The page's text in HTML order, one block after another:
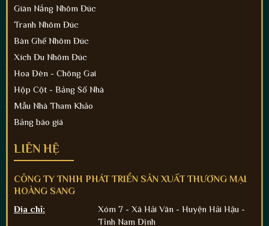
Giàn Nắng Nhôm Đúc
Tranh Nhôm Đúc
Bàn Ghế Nhôm Đúc
Xích Đu Nhôm Đúc
Hoa Đèn - Chông Gai
Hộp Cột - Bảng Số Nhà
Mẫu Nhà Tham Khảo
Bảng báo giá
LIÊN HỆ
CÔNG TY TNHH PHÁT TRIỂN SẢN XUẤT THƯƠNG MẠI
HOÀNG SANG
Địa chỉ:
Xóm 7 - Xã Hải Vân - Huyện Hải Hậu -
Tỉnh Nam Định